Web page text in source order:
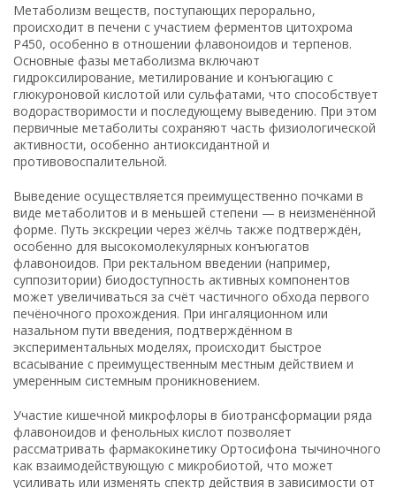
Метаболизм веществ, поступающих перорально,
происходит в печени с участием ферментов цитохрома
P450, особенно в отношении флавоноидов и терпенов.
Основные фазы метаболизма включают
гидроксилирование, метилирование и конъюгацию с
глюкуроновой кислотой или сульфатами, что способствует
водорастворимости и последующему выведению. При этом
первичные метаболиты сохраняют часть физиологической
активности, особенно антиоксидантной и
противовоспалительной.
Выведение осуществляется преимущественно почками в
виде метаболитов и в меньшей степени — в неизменённой
форме. Путь экскреции через жёлчь также подтверждён,
особенно для высокомолекулярных конъюгатов
флавоноидов. При ректальном введении (например,
суппозитории) биодоступность активных компонентов
может увеличиваться за счёт частичного обхода первого
печёночного прохождения. При ингаляционном или
назальном пути введения, подтверждённом в
экспериментальных моделях, происходит быстрое
всасывание с преимущественным местным действием и
умеренным системным проникновением.
Участие кишечной микрофлоры в биотрансформации ряда
флавоноидов и фенольных кислот позволяет
рассматривать фармакокинетику Ортосифона тычиночного
как взаимодействующую с микробиотой, что может
усиливать или изменять спектр действия в зависимости от